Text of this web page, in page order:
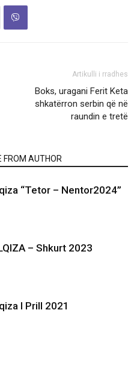
Artikulli i rradhes
Boks, uragani Ferit Keta
shkatërron serbin që në
raundin e tretë
FROM AUTHOR
“Tetor – Nentor2024”
– Shkurt 2023
I Prill 2021